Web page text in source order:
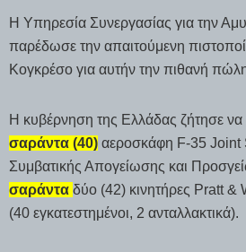
Η Υπηρεσία Συνεργασίας για την
παρέδωσε την απαιτούμενη
Κογκρέσο για αυτήν την πιθανή
Η κυβέρνηση της Ελλάδας ζήτησε να
σαράντα (40) αεροσκάφη F-35 Joint
Συμβατικής Απογείωσης και
σαράντα δύο (42) κινητήρες Pratt
(40 εγκατεστημένοι, 2 ανταλλακτικά).